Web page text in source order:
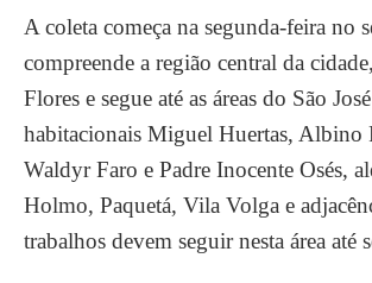
A coleta começa na segunda-feira no
compreende a região central da
Flores e segue até as áreas do São
habitacionais Miguel Huertas, Albino
Waldyr Faro e Padre Inocente Osés,
Holmo, Paquetá, Vila Volga e
trabalhos devem seguir nesta área até